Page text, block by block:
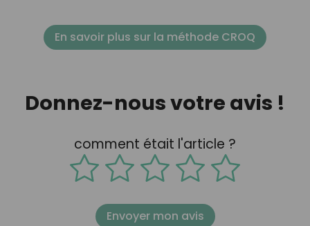
En savoir plus sur la méthode CROQ
Donnez-nous votre avis !
comment était l'article ?
Envoyer mon avis